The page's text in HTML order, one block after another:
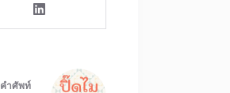
คำศัพท์